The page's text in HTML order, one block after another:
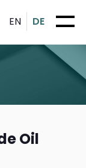
EN DE
Oil